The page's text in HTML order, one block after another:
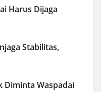
Harus Dijaga
Stabilitas,
Diminta Waspadai